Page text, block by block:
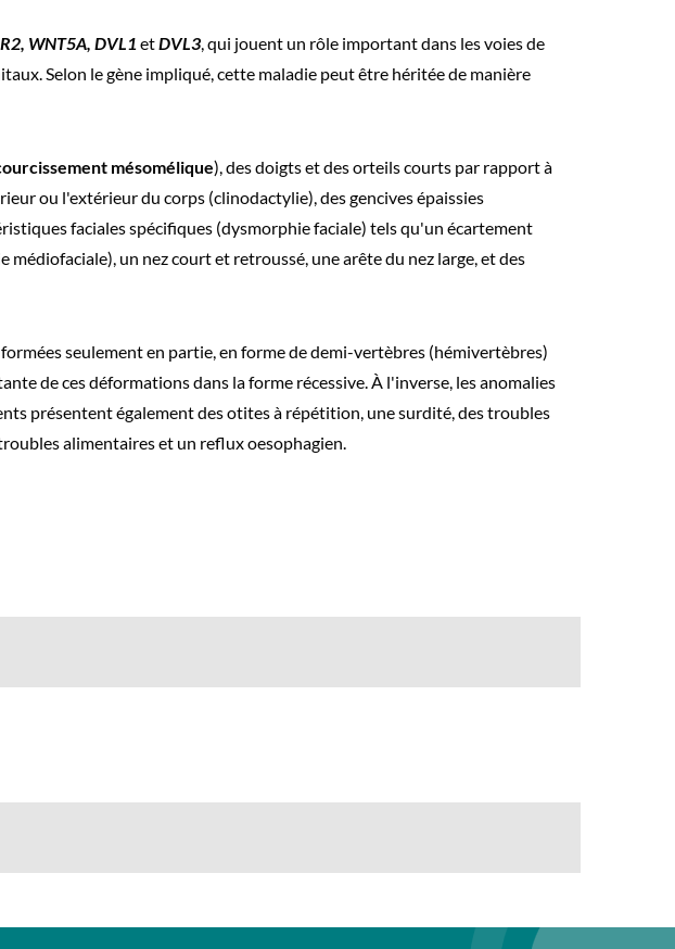
WNT5A, DVL1 etDVL3, qui jouent un rôle important dans les voies de
Selon le gène impliqué, cette maladie peut être héritée de manière
mésomélique), des doigts et des orteils courts par rapport à
ou l'extérieur du corps (clinodactylie), des gencives épaissies
faciales spécifiques (dysmorphie faciale) tels qu'un écartement
un nez court et retroussé, une arête du nez large, et des
seulement en partie, en forme de demi-vertèbres (hémivertèbres)
de ces déformations dans la forme récessive. À l'inverse, les anomalies
présentent également des otites à répétition, une surdité, des troubles
alimentaires et un reflux oesophagien.